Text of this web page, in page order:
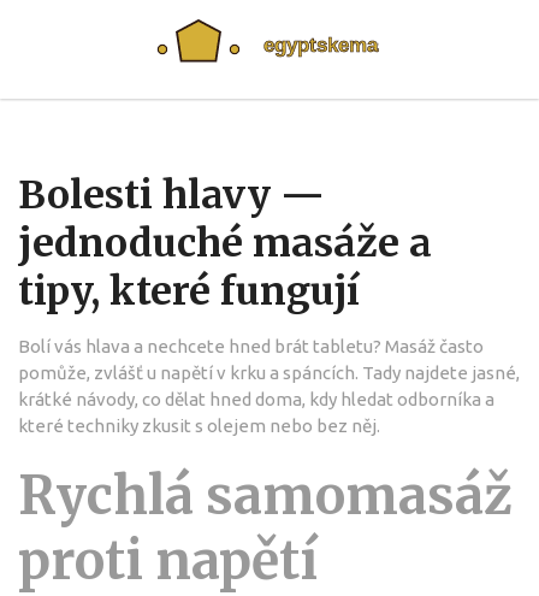
Bolesti hlavy —
jednoduché masáže a
tipy, které fungují
Bolí vás hlava a nechcete hned brát tabletu? Masáž často
pomůže, zvlášť u napětí v krku a spáncích. Tady najdete jasné,
krátké návody, co dělat hned doma, kdy hledat odborníka a
které techniky zkusit s olejem nebo bez něj.
Rychlá samomasáž
proti napětí